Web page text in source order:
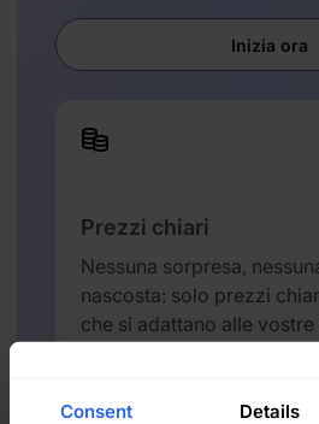
Consent Details
Inizia ora
Prezzi chiari
Nessuna sorpresa,
nascosta: solo prezzi
che si adattano alle vostre